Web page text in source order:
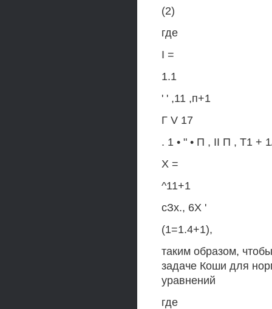
(2)
где
I =
1.1
' ' ,11 ,п+1
Г V 17
. 1 • " • П , II П , Т1 +
X =
^11+1
сЗх., 6Х '
(1=1.4+1),
таким образом,
задаче Коши для
уравнений
где